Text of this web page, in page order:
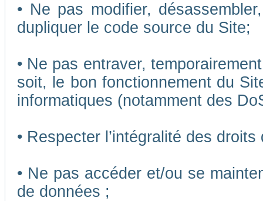
• Ne pas modifier,
dupliquer le code source du Site;
• Ne pas entraver,
soit, le bon fonctionnement du
informatiques (notamment des
• Respecter l’intégralité des
• Ne pas accéder et/ou se
de données ;